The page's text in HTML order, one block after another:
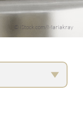
© iStock.com/Mariakray